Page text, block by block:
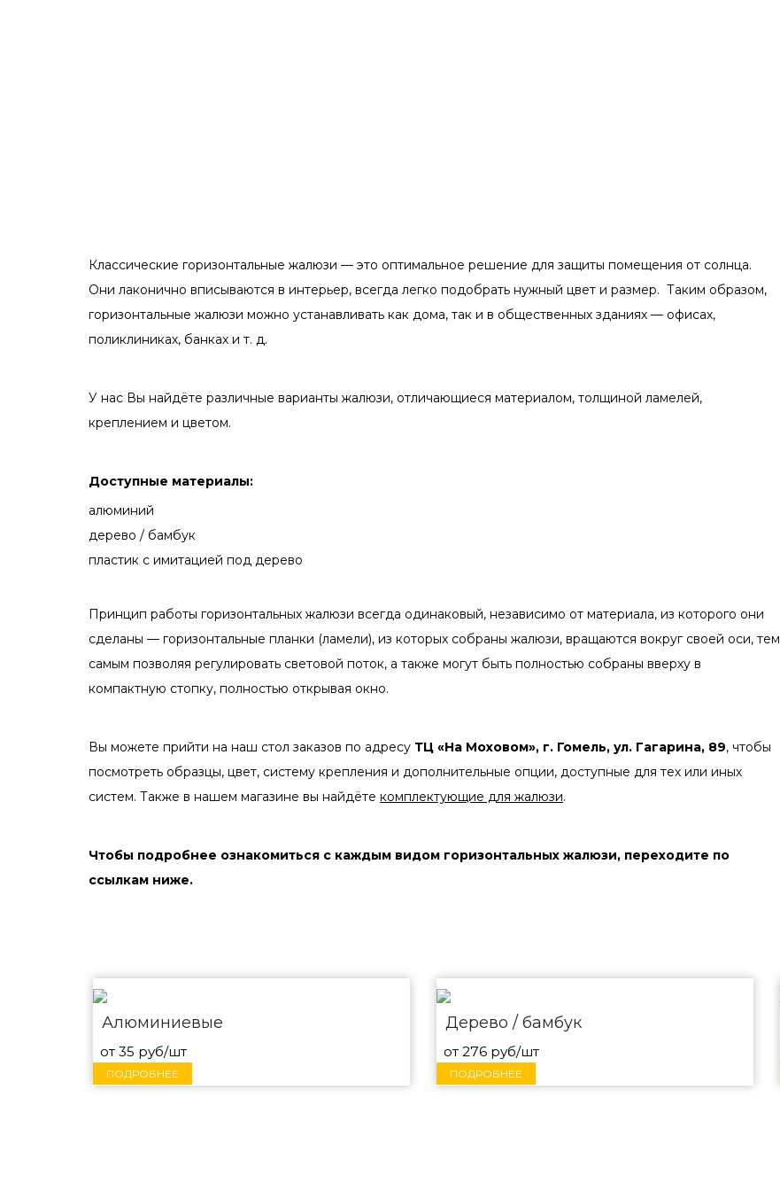
Классические горизонтальные жалюзи — это оптимальное решение для защиты помещения от солнца.
Они лаконично вписываются в интерьер, всегда легко подобрать нужный цвет и размер. Таким образом,
горизонтальные жалюзи можно устанавливать как дома, так и в общественных зданиях — офисах,
поликлиниках, банках и т. д.
У нас Вы найдёте различные варианты жалюзи, отличающиеся материалом, толщиной ламелей,
креплением и цветом.
Доступные материалы:
алюминий
дерево / бамбук
пластик с имитацией под дерево
Принцип работы горизонтальных жалюзи всегда одинаковый, независимо от материала, из которого они
сделаны — горизонтальные планки (ламели), из которых собраны жалюзи, вращаются вокруг своей оси, тем
самым позволяя регулировать световой поток, а также могут быть полностью собраны вверху в
компактную стопку, полностью открывая окно.
Вы можете прийти на наш стол заказов по адресу ТЦ «На Моховом», г. Гомель, ул. Гагарина, 89, чтобы
посмотреть образцы, цвет, систему крепления и дополнительные опции, доступные для тех или иных
систем. Также в нашем магазине вы найдёте комплектующие для жалюзи.
Чтобы подробнее ознакомиться с каждым видом горизонтальных жалюзи, переходите по
ссылкам ниже.
Алюминиевые
от 35 руб/шт
ПОДРОБНЕЕ
Дерево / бамбук
от 276 руб/шт
ПОДРОБНЕЕ